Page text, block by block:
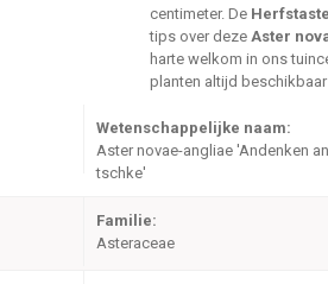
centimeter. De
tips over deze Aster
harte welkom in ons
planten altijd
Wetenschappelijke naam:
Aster novae-angliae 'Andenken
tschke'
Familie:
Asteraceae